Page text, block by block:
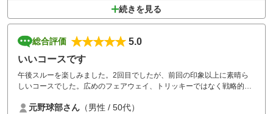
続きを見る
総合評価
5.0
いいコースです
午後スルーを楽しみました。2回目でしたが、前回の印象以上に素晴ら
しいコースでした。広めのフェアウェイ、トリッキーではなく戦略的な
コスパも良好です。
元野球部さん （男性 / 50代）